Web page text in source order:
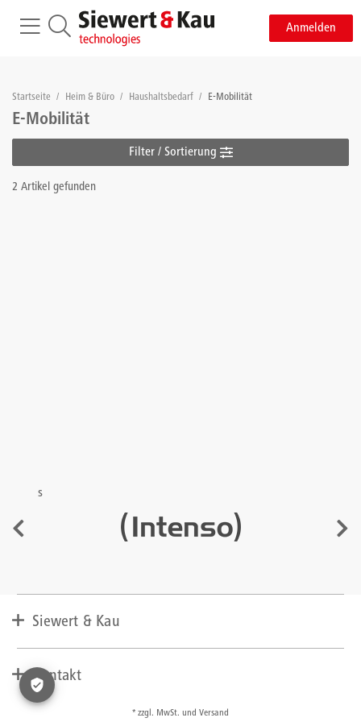
Anmelden
Startseite / Heim & Büro / Haushaltsbedarf / E-Mobilität
E-Mobilität
Filter / Sortierung
2 Artikel gefunden
s
Siewert & Kau
Lieferant werden
Presse
AGBs
Kontakt
+49 (0) 2271 763 100* zzgl. MwSt. und Versand